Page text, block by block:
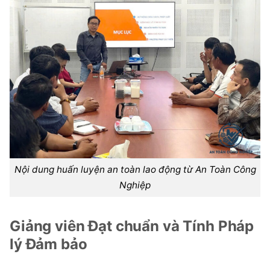
Nội dung huấn luyện an toàn lao động từ An Toàn Công
Nghiệp
Giảng viên Đạt chuẩn và Tính Pháp
lý Đảm bảo